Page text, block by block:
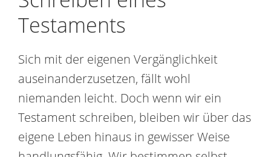
Testaments
Sich mit der eigenen Vergänglichkeit
auseinanderzusetzen, fällt wohl
niemanden leicht. Doch wenn wir ein
Testament schreiben, bleiben wir über das
eigene Leben hinaus in gewisser Weise